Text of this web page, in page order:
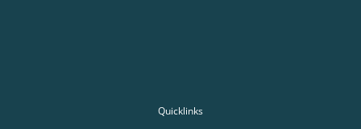
Quicklinks